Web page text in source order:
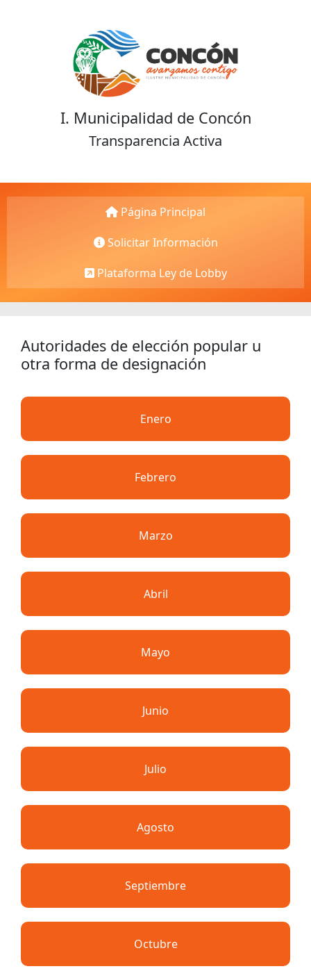
I. Municipalidad de Concón
Transparencia Activa
Página Principal
Solicitar Información
Plataforma Ley de Lobby
Autoridades de elección popular u
otra forma de designación
Enero
Febrero
Marzo
Abril
Mayo
Junio
Julio
Agosto
Septiembre
Octubre